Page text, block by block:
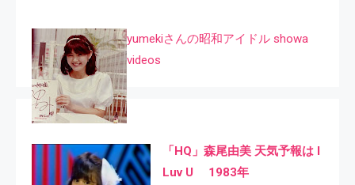
yumekiさんの昭和アイドル showa
videos
「HQ」森尾由美 天気予報は I
Luv U 1983年